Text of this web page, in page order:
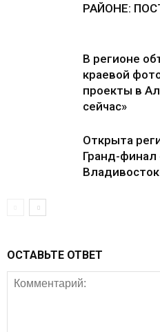
РАЙОНЕ:
В регионе
краевой
проекты в
сейчас»
Открыта
Гранд-
ОСТАВЬТЕ ОТВЕТ